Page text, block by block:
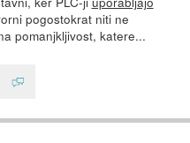
pogostokrat niti ne
pomanjkljivost, katere...